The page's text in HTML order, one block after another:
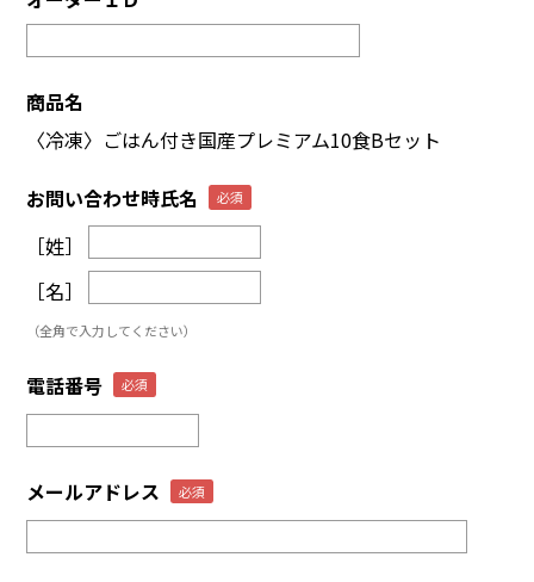
商品名
〈冷凍〉ごはん付き国産プレミアム10食Bセット
お問い合わせ時氏名
［姓］
［名］
（全角で入力してください）
電話番号
メールアドレス